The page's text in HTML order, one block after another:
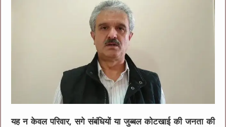
यह न केवल परिवार, सगे संबंधियों या जुब्बल कोटखाई की जनता की